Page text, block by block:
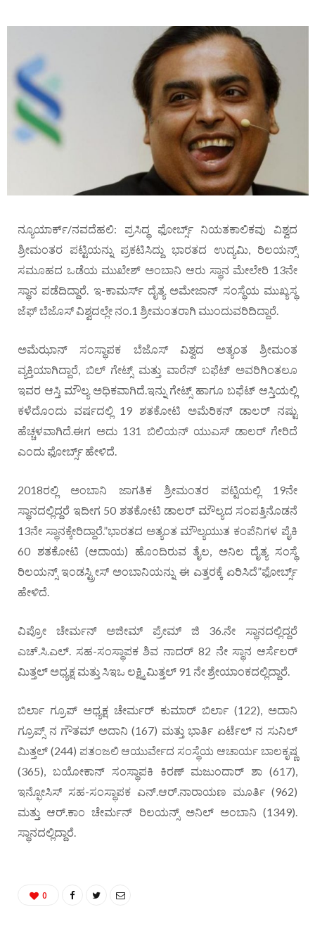
ನ್ಯೂಯಾರ್ಕ್/ನವದೆಹಲಿ: ಪ್ರಸಿದ್ಧ ಫೋರ್ಬ್ಸ್ ನಿಯತಕಾಲಿಕವು ವಿಶ್ವದ
ಶ್ರೀಮಂತರ ಪಟ್ಟಿಯನ್ನು ಪ್ರಕಟಿಸಿದ್ದು ಭಾರತದ ಉದ್ಯಮಿ, ರಿಲಯನ್ಸ್
ಸಮೂಹದ ಒಡೆಯ ಮುಖೇಶ್ ಅಂಬಾನಿ ಆರು ಸ್ಥಾನ ಮೇಲೇರಿ 13ನೇ
ಸ್ಥಾನ ಪಡೆದಿದ್ದಾರೆ. ಇ-ಕಾಮರ್ಸ್ ದೈತ್ಯ ಅಮೇಜಾನ್ ಸಂಸ್ಥೆಯ ಮುಖ್ಯಸ್ಥ
ಜೆಫ್‌ ಬೆಜೊಸ್‌ ವಿಶ್ವದಲ್ಲೇ ನಂ.1 ಶ್ರೀಮಂತರಾಗಿ ಮುಂದುವರಿದಿದ್ದಾರೆ.
ಅಮೆಝಾನ್ ಸಂಸ್ಥಾಪಕ ಬೆಜೊಸ್‌ ವಿಶ್ವದ ಅತ್ಯಂತ ಶ್ರೀಮಂತ
ವ್ಯಕ್ತಿಯಾಗಿದ್ದಾರೆ, ಬಿಲ್ ಗೇಟ್ಸ್ ಮತ್ತು ವಾರೆನ್ ಬಫೆಟ್ ಅವರಿಗಿಂತಲೂ
ಇವರ ಆಸ್ತಿ ಮೌಲ್ಯ ಅಧಿಕವಾಗಿದೆ.ಇನ್ನು ಗೇಟ್ಸ್ ಹಾಗೂ ಬಫೆಟ್ ಆಸ್ತಿಯಲ್ಲಿ
ಕಳೆದೊಂದು ವರ್ಷದಲ್ಲಿ 19 ಶತಕೋಟಿ ಅಮೆರಿಕನ್ ಡಾಲರ್ ನಷ್ಟು
ಹೆಚ್ಚಳವಾಗಿದೆ.ಈಗ ಅದು 131 ಬಿಲಿಯನ್ ಯುಎಸ್ ಡಾಲರ್ ಗೇರಿದೆ
ಎಂದು ಫೋರ್ಬ್ಸ್ ಹೇಳಿದೆ.
2018ರಲ್ಲಿ ಅಂಬಾನಿ ಜಾಗತಿಕ ಶ್ರೀಮಂತರ ಪಟ್ಟಿಯಲ್ಲಿ 19ನೇ
ಸ್ಥಾನದಲ್ಲಿದ್ದರೆ ಇದೀಗ 50 ಶತಕೋಟಿ ಡಾಲರ್ ಮೌಲ್ಯದ ಸಂಪತ್ತಿನೊಡನೆ
13ನೇ ಸ್ಥಾನಕ್ಕೇರಿದ್ದಾರೆ.”ಭಾರತದ ಅತ್ಯಂತ ಮೌಲ್ಯಯುತ ಕಂಪೆನಿಗಳ ಪೈಕಿ
60 ಶತಕೋಟಿ (ಆದಾಯ) ಹೊಂದಿರುವ ತೈಲ, ಅನಿಲ ದೈತ್ಯ ಸಂಸ್ಥೆ
ರಿಲಯನ್ಸ್ ಇಂಡಸ್ಟ್ರೀಸ್ ಅಂಬಾನಿಯನ್ನು ಈ ಎತ್ತರಕ್ಕೆ ಏರಿಸಿದೆ”ಫೋರ್ಬ್ಸ್
ಹೇಳಿದೆ.
ವಿಪ್ರೋ ಚೇರ್ಮನ್ ಅಜೀಮ್ ಪ್ರೇಮ್ ಜಿ 36.ನೇ ಸ್ಥಾನದಲ್ಲಿದ್ದರೆ
ಎಚ್.ಸಿ.ಎಲ್. ಸಹ-ಸಂಸ್ಥಾಪಕ ಶಿವ ನಾದರ್ 82 ನೇ ಸ್ಥಾನ ಆರ್ಸೆಲರ್
ಮಿತ್ತಲ್ ಅಧ್ಯಕ್ಷ ಮತ್ತು ಸಿಇಒ ಲಕ್ಷ್ಮಿ ಮಿತ್ತಲ್ 91 ನೇ ಶ್ರೇಯಾಂಕದಲ್ಲಿದ್ದಾರೆ.
ಬಿರ್ಲಾ ಗ್ರೂಪ್ ಅಧ್ಯಕ್ಷ ಚೇರ್ಮರ್ ಕುಮಾರ್ ಬಿರ್ಲಾ (122), ಅದಾನಿ
ಗ್ರೂಪ್ಸ್ ನ ಗೌತಮ್ ಅದಾನಿ (167) ಮತ್ತು ಭಾರ್ತಿ ಏರ್ಟೆಲ್ ನ ಸುನಿಲ್
ಮಿತ್ತಲ್ (244) ಪತಂಜಲಿ ಆಯುರ್ವೇದ ಸಂಸ್ಥೆಯ ಆಚಾರ್ಯ ಬಾಲಕೃಷ್ಣ
(365), ಬಯೋಕಾನ್ ಸಂಸ್ಥಾಪಕಿ ಕಿರಣ್ ಮಜುಂದಾರ್ ಶಾ (617),
ಇನ್ಫೋಸಿಸ್ ಸಹ-ಸಂಸ್ಥಾಪಕ ಎನ್.ಆರ್.ನಾರಾಯಣ ಮೂರ್ತಿ (962)
ಮತ್ತು ಆರ್.ಕಾಂ ಚೇರ್ಮನ್ ರಿಲಯನ್ಸ್ ಅನಿಲ್ ಅಂಬಾನಿ (1349).
ಸ್ಥಾನದಲ್ಲಿದ್ದಾರೆ.
0